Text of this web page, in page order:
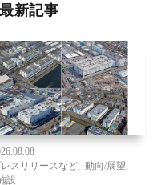
新記事
レスリリースなど
動向/展望
設